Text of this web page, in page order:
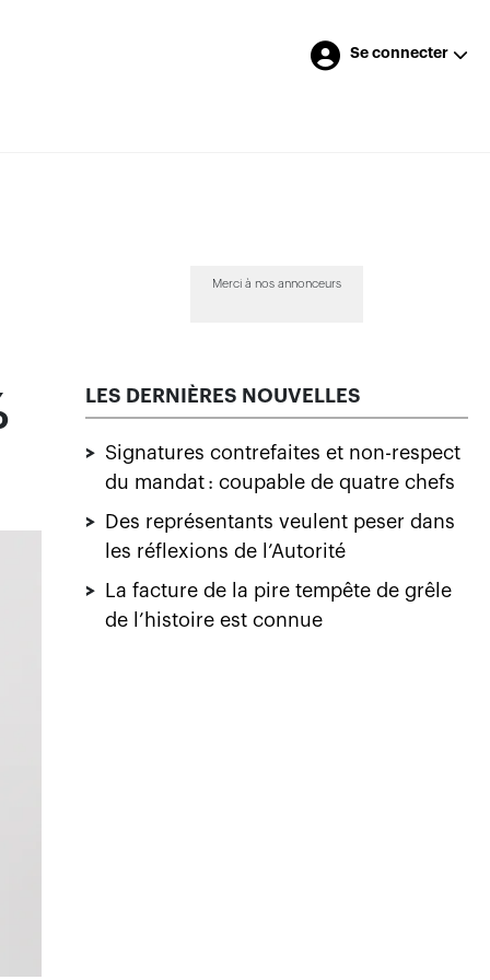
Se connecter
Merci à nos annonceurs
LES DERNIÈRES NOUVELLES
> Signatures contrefaites et non-respect
du mandat : coupable de quatre chefs
>
Des représentants veulent peser dans
les réflexions de l’Autorité
>
La facture de la pire tempête de grêle
de l’histoire est connue